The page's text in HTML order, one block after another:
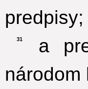
predpisy;
31
a
národom